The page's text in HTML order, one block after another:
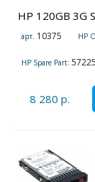
HP 120GB 3G
арт. 10375 HP
HP Spare Part:
8 280 р.